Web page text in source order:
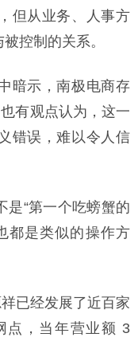
但从业务、人事方
控制的关系。
暗示，南极电商存
有观点认为，这一
错误，难以令人信
是“第一个吃螃蟹的
都是类似的操作方
已经发展了近百家
点，当年营业额 3